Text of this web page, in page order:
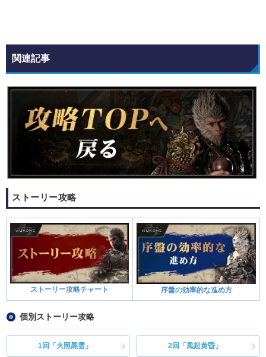
関連記事
ストーリー攻略
ストーリー攻略チャート 序盤の効率的な進め方
個別ストーリー攻略
1回「火照黒雲」 2回「風起黄昏」